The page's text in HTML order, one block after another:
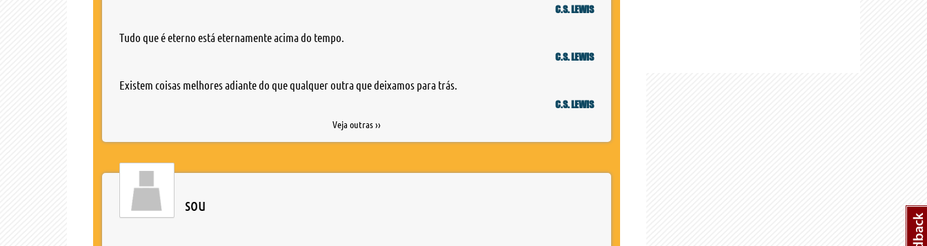
C.S. LEWIS
Tudo que é eterno está eternamente acima do tempo.
C.S. LEWIS
Existem coisas melhores adiante do que qualquer outra que deixamos para trás.
C.S. LEWIS
Veja outras ››
sou